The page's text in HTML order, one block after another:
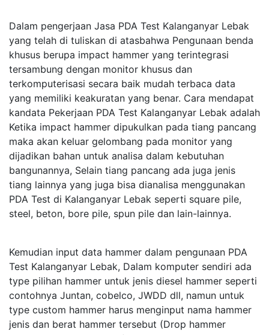
Dalam pengerjaan Jasa PDA Test Kalanganyar Lebak
yang telah di tuliskan di atasbahwa Pengunaan benda
khusus berupa impact hammer yang terintegrasi
tersambung dengan monitor khusus dan
terkomputerisasi secara baik mudah terbaca data
yang memiliki keakuratan yang benar. Cara mendapat
kandata Pekerjaan PDA Test Kalanganyar Lebak adalah
Ketika impact hammer dipukulkan pada tiang pancang
maka akan keluar gelombang pada monitor yang
dijadikan bahan untuk analisa dalam kebutuhan
bangunannya, Selain tiang pancang ada juga jenis
tiang lainnya yang juga bisa dianalisa menggunakan
PDA Test di Kalanganyar Lebak seperti square pile,
steel, beton, bore pile, spun pile dan lain-lainnya.
Kemudian input data hammer dalam pengunaan PDA
Test Kalanganyar Lebak, Dalam komputer sendiri ada
type pilihan hammer untuk jenis diesel hammer seperti
contohnya Juntan, cobelco, JWDD dll, namun untuk
type custom hammer harus menginput nama hammer
jenis dan berat hammer tersebut (Drop hammer